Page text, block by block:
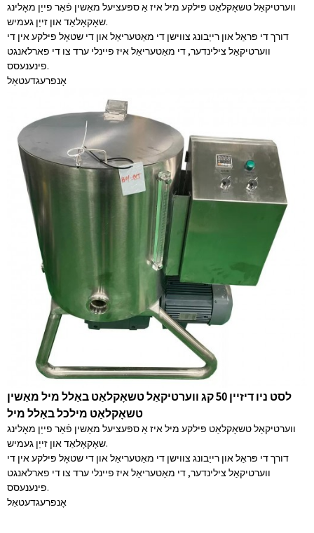
ווערטיקאַל טשאָקלאַט פּילקע מיל איז אַ ספּעציעל מאַשין פֿאַר פייַן מאָלינג
שאָקאָלאַד און זייַן געמיש.
דורך די פּראַל און רייַבונג צווישן די מאַטעריאַל און די שטאָל פּילקע אין די
ווערטיקאַל צילינדער, די מאַטעריאַל איז פיינלי ערד צו די פארלאנגט
פינענעסס.
אָנפרעגדעטאַל
לסט ניו דיזיין 50 קג ווערטיקאַל טשאָקלאַט באַלל מיל מאַשין
טשאָקלאַט מילכל באַלל מיל
ווערטיקאַל טשאָקלאַט פּילקע מיל איז אַ ספּעציעל מאַשין פֿאַר פייַן מאָלינג
שאָקאָלאַד און זייַן געמיש.
דורך די פּראַל און רייַבונג צווישן די מאַטעריאַל און די שטאָל פּילקע אין די
ווערטיקאַל צילינדער, די מאַטעריאַל איז פיינלי ערד צו די פארלאנגט
פינענעסס.
אָנפרעגדעטאַל